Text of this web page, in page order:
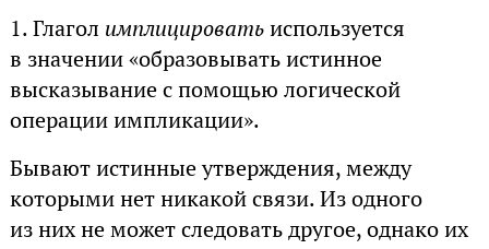
1. Глагол имплицироватьиспользуется
в значении «образовывать истинное
высказывание с помощью логической
операции импликации».
Бывают истинные утверждения, между
которыми нет никакой связи. Из одного
из них не может следовать другое, однако их